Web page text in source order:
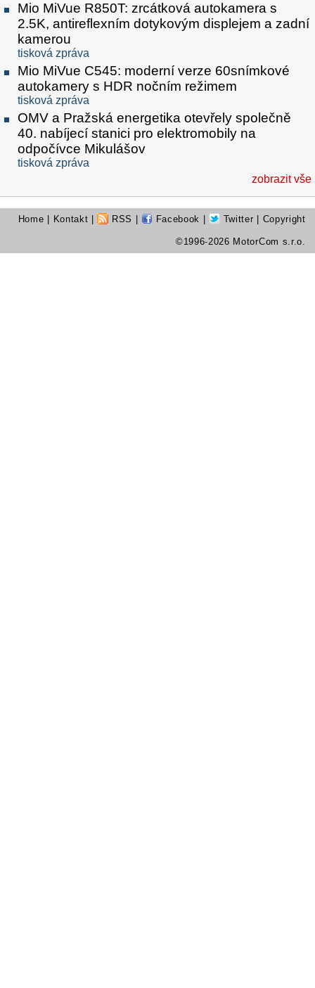
Mio MiVue R850T: zrcátková autokamera s
2.5K, antireflexním dotykovým displejem a zadní
kamerou
tisková zpráva
Mio MiVue C545: moderní verze 60snímkové
autokamery s HDR nočním režimem
tisková zpráva
OMV a Pražská energetika otevřely společně
40. nabíjecí stanici pro elektromobily na
odpočívce Mikulášov
tisková zpráva
zobrazit vše
Home Kontakt RSS Facebook Twitter | Copyright
©1996-2026 MotorCom s.r.o.